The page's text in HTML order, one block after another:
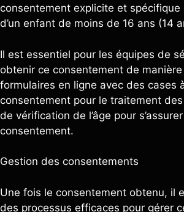
consentement explicite et
d’un enfant de moins de 16 ans (14
Il est essentiel pour les équipes de
obtenir ce consentement de
formulaires en ligne avec des cases
consentement pour le traitement
de vérification de l’âge pour
consentement.
Gestion des consentements
Une fois le consentement obtenu, il
des processus efficaces pour gérer